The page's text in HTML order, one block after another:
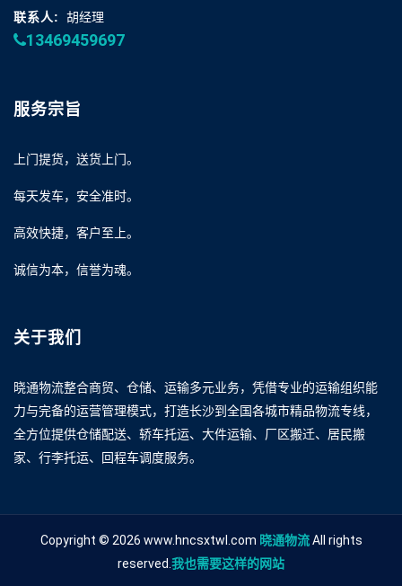
联系人:
胡经理
13469459697
服务宗旨
上门提货，送货上门。
每天发车，安全准时。
高效快捷，客户至上。
诚信为本，信誉为魂。
关于我们
晓通物流整合商贸、仓储、运输多元业务，凭借专业的运输组织能
力与完备的运营管理模式，打造长沙到全国各城市精品物流专线，
全方位提供仓储配送、轿车托运、大件运输、厂区搬迁、居民搬
家、行李托运、回程车调度服务。
Copyright © 2026 www.hncsxtwl.com 晓通物流All rights
reserved.我也需要这样的网站